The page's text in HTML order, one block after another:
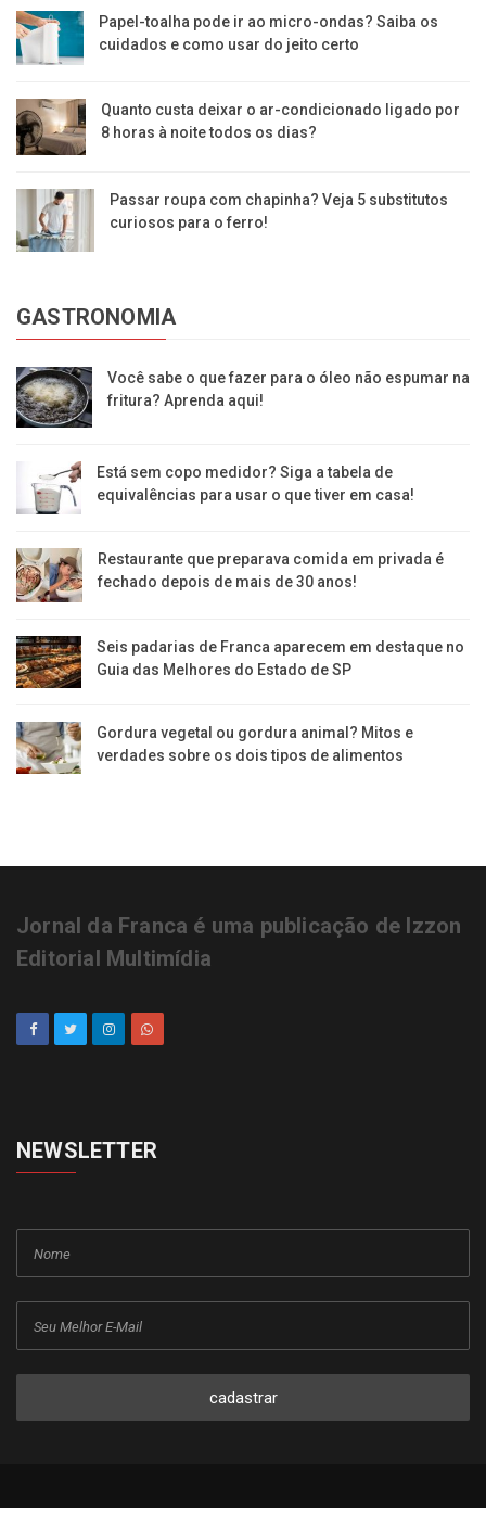
Papel-toalha pode ir ao micro-ondas? Saiba os
cuidados e como usar do jeito certo
Quanto custa deixar o ar-condicionado ligado por
8 horas à noite todos os dias?
Passar roupa com chapinha? Veja 5 substitutos
curiosos para o ferro!
GASTRONOMIA
Você sabe o que fazer para o óleo não espumar na
fritura? Aprenda aqui!
Está sem copo medidor? Siga a tabela de
equivalências para usar o que tiver em casa!
Restaurante que preparava comida em privada é
fechado depois de mais de 30 anos!
Seis padarias de Franca aparecem em destaque no
Guia das Melhores do Estado de SP
Gordura vegetal ou gordura animal? Mitos e
verdades sobre os dois tipos de alimentos
Jornal da Franca é uma publicação de Izzon
Editorial Multimídia
NEWSLETTER
cadastrar